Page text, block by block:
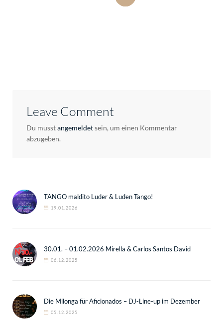
Leave Comment
Du musstangemeldetsein, um einen Kommentar
abzugeben.
TANGO maldito Luder & Luden Tango!
19.01.2026
30.01. – 01.02.2026 Mirella & Carlos Santos David
06.12.2025
Die Milonga für Aficionados – DJ-Line-up im Dezember
05.12.2025